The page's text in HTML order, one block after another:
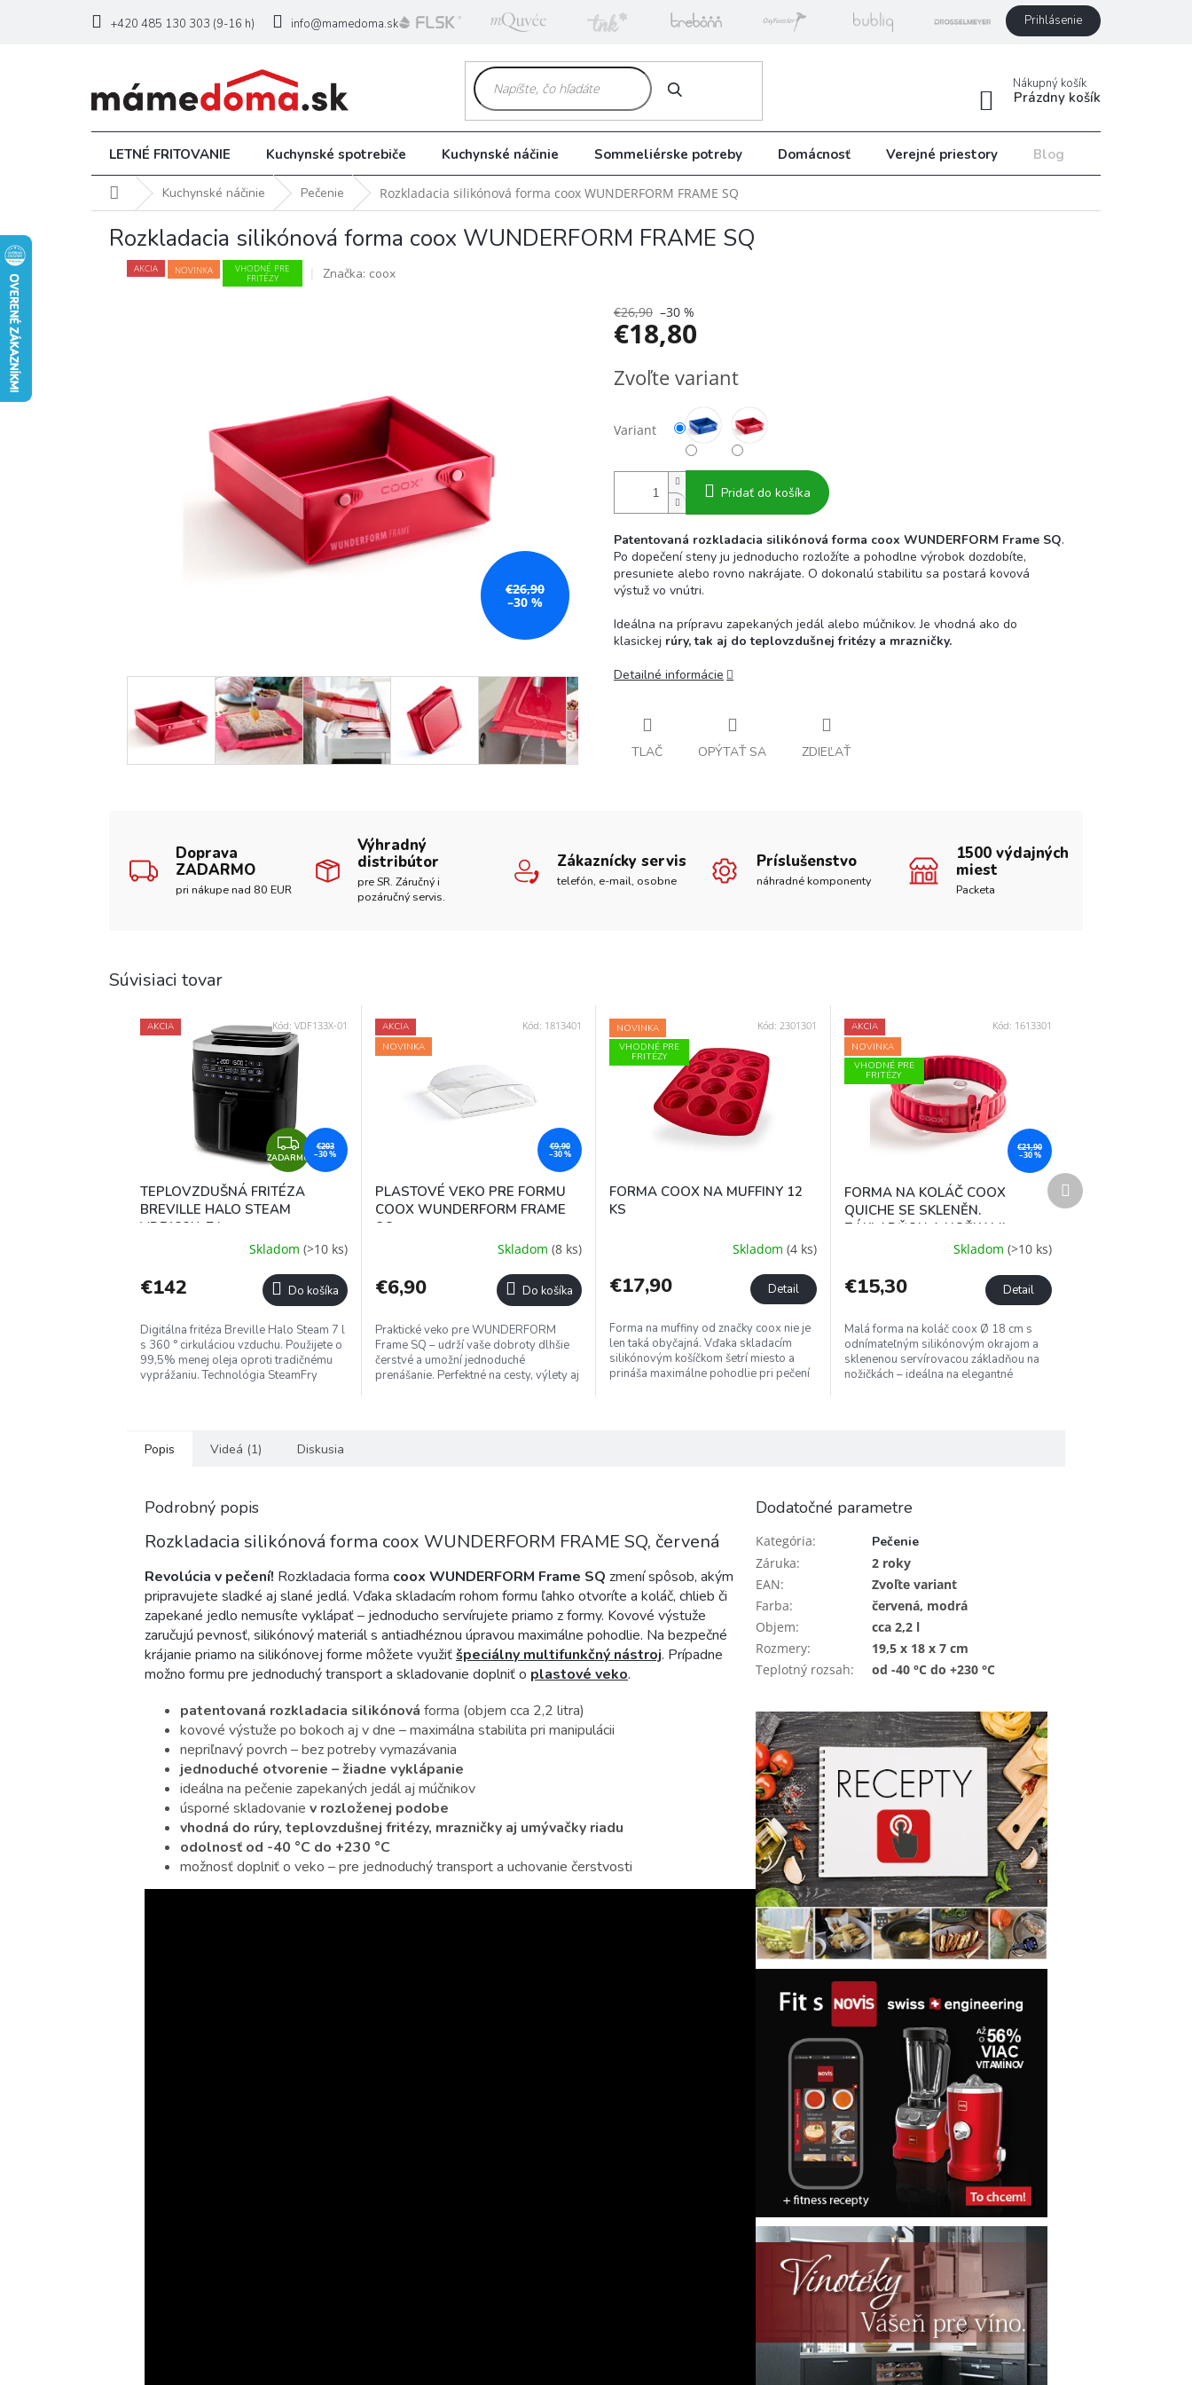
+420 485 130 303 (9-16 h) info@mamedoma.sk Prihlásenie
HĽADAŤ Nákupný košík
Prázdny košík
LETNÉ FRITOVANIE Kuchynské spotrebiče Kuchynské náčinie Sommeliérske potreby Domácnosť Verejné priestory Blog
DomovKuchynské náčinie Pečenie Rozkladacia silikónová forma coox WUNDERFORM FRAME SQ
Rozkladacia silikónová forma coox WUNDERFORM FRAME SQ
AKCIA NOVINKA VHODNÉ PRE
FRITÉZY Značka: coox
€26,90
–30 %
€26,90 –30 %
€18,80
cena:
Zvoľte variant
Variant
Pridať do košíka
Patentovaná rozkladacia silikónová forma coox WUNDERFORM Frame SQ.
Po dopečení steny ju jednoducho rozložíte a pohodlne výrobok dozdobíte,
presuniete alebo rovno nakrájate. O dokonalú stabilitu sa postará kovová
výstuž vo vnútri.
Ideálna na prípravu zapekaných jedál alebo múčnikov. Je vhodná ako do
klasickej rúry, tak aj do teplovzdušnej fritézy a mrazničky.
Detailné informácie
TLAČ OPÝTAŤ SA ZDIEĽAŤ
Doprava
ZADARMO
pri nákupe nad 80 EUR
Výhradný
distribútor
pre SR. Záručný i
pozáručný servis.
Zákaznícky servis
telefón, e-mail, osobne
Príslušenstvo
náhradné komponenty
1500 výdajných
miest
Packeta
Súvisiaci tovar
AKCIA
Z
A
D
M
O
ZADARMO
€203
–30 %
TEPLOVZDUŠNÁ FRITÉZA
BREVILLE HALO STEAM
VDF133X, 7 L
Skladom (>10 ks)
€142 Do košíka
Digitálna fritéza Breville Halo Steam 7 l
s 360 ° cirkuláciou vzduchu. Použijete o
99,5% menej oleja oproti tradičnému
vyprážaniu. Technológia SteamFry
Kód: VDF133X-01
AKCIA
NOVINKA
€9,90
–30 %
PLASTOVÉ VEKO PRE FORMU
COOX WUNDERFORM FRAME
SQ
Skladom (8 ks)
€6,90 Do košíka
Praktické veko pre WUNDERFORM
Frame SQ – udrží vaše dobroty dlhšie
čerstvé a umožní jednoduché
prenášanie. Perfektné na cesty, výlety aj
Kód: 1813401
NOVINKA
VHODNÉ PRE
FRITÉZY
FORMA COOX NA MUFFINY 12
KS
Skladom (4 ks)
€17,90 Detail
Forma na muffiny od značky coox nie je
len taká obyčajná. Vďaka skladacím
silikónovým košíčkom šetrí miesto a
prináša maximálne pohodlie pri pečení
Kód: 2301301
AKCIA
NOVINKA
VHODNÉ PRE
FRITÉZY
€21,90
–30 %
FORMA NA KOLÁČ COOX
QUICHE SE SKLENĚN.
ZÁKLADŇOU A NOŽKAMI
Skladom (>10 ks)
€15,30 Detail
Malá forma na koláč coox Ø 18 cm s
odnímateľným silikónovým okrajom a
sklenenou servírovacou základňou na
nožičkách – ideálna na elegantné
Kód: 1613301
Ďalší
produkt
Popis Videá (1) Diskusia
Podrobný popis
Rozkladacia silikónová forma coox WUNDERFORM FRAME SQ, červená
Revolúcia v pečení! Rozkladacia forma coox WUNDERFORM Frame SQ zmení spôsob, akým
pripravujete sladké aj slané jedlá. Vďaka skladacím rohom formu ľahko otvoríte a koláč, chlieb či
zapekané jedlo nemusíte vyklápať – jednoducho servírujete priamo z formy. Kovové výstuže
zaručujú pevnosť, silikónový materiál s antiadhéznou úpravou maximálne pohodlie. Na bezpečné
krájanie priamo na silikónovej forme môžete využiťšpeciálny multifunkčný nástroj. Prípadne
možno formu pre jednoduchý transport a skladovanie doplniť o plastové veko.
patentovaná rozkladacia silikónová forma (objem cca 2,2 litra)
kovové výstuže po bokoch aj v dne – maximálna stabilita pri manipulácii
nepriľnavý povrch – bez potreby vymazávania
jednoduché otvorenie – žiadne vyklápanie
ideálna na pečenie zapekaných jedál aj múčnikov
úsporné skladovanie v rozloženej podobe
vhodná do rúry, teplovzdušnej fritézy, mrazničky aj umývačky riadu
odolnosť od -40 °C do +230 °C
možnosť doplniť o veko – pre jednoduchý transport a uchovanie čerstvosti
Dodatočné parametre
Kategória:
Pečenie
Záruka:
2 roky
EAN:
Zvoľte variant
Farba:
červená, modrá
Objem:
cca 2,2 l
Rozmery:
19,5 x 18 x 7 cm
Teplotný rozsah: od -40 °C do +230 °C